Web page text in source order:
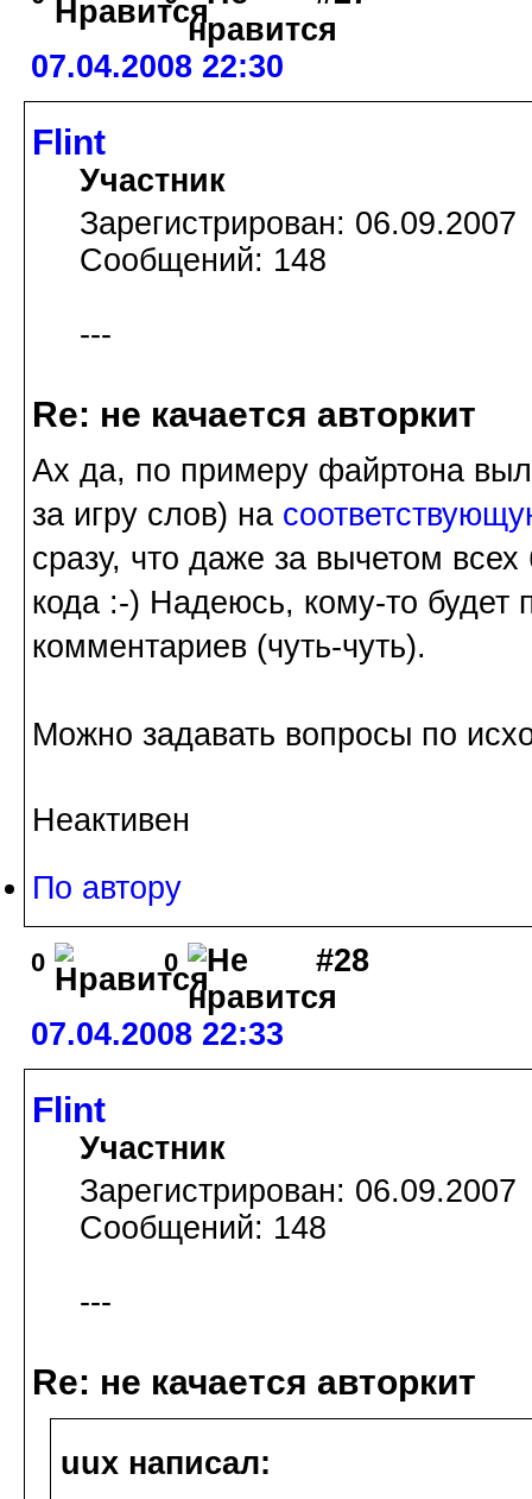
07.04.2008 22:30
Flint
Участник
Зарегистрирован: 06.09.2007
Сообщений: 148
---
Re: не качается авторкит
Ах да, по примеру файртона
за игру слов) на
сразу, что даже за вычетом
кода :-) Надеюсь, кому-то будет
комментариев (чуть-чуть).
Можно задавать вопросы по
Неактивен
По автору
0 0 #28
07.04.2008 22:33
Flint
Участник
Зарегистрирован: 06.09.2007
Сообщений: 148
---
Re: не качается авторкит
uux написал: